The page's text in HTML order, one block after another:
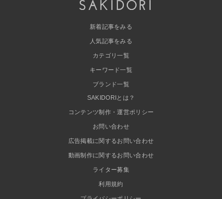
新着記事をみる
人気記事をみる
カテゴリ一覧
キーワード一覧
ブランド一覧
SAKIDORIとは？
コンテンツ制作・運営ポリシー
お問い合わせ
広告掲載に関するお問い合わせ
動画制作に関するお問い合わせ
ライター募集
利用規約